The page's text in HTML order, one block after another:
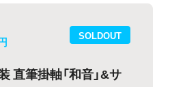
SOLDOUT
直筆掛軸「和音」&サ